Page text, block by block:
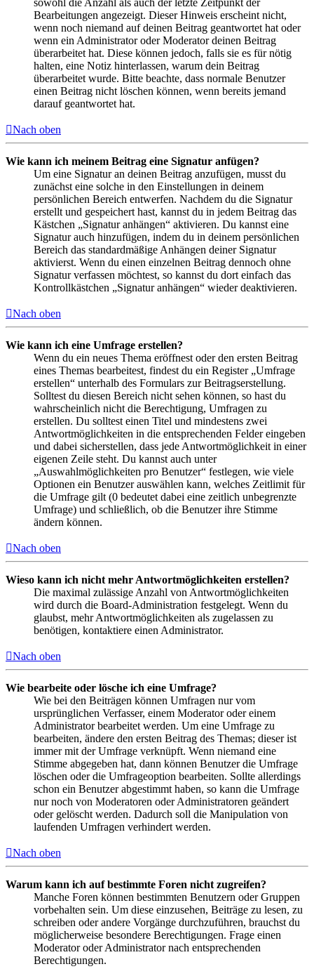
sowohl die Anzahl als auch der letzte Zeitpunkt der
Bearbeitungen angezeigt. Dieser Hinweis erscheint nicht,
wenn noch niemand auf deinen Beitrag geantwortet hat oder
wenn ein Administrator oder Moderator deinen Beitrag
überarbeitet hat. Diese können jedoch, falls sie es für nötig
halten, eine Notiz hinterlassen, warum dein Beitrag
überarbeitet wurde. Bitte beachte, dass normale Benutzer
einen Beitrag nicht löschen können, wenn bereits jemand
darauf geantwortet hat.
Nach oben
Wie kann ich meinem Beitrag eine Signatur anfügen?
Um eine Signatur an deinen Beitrag anzufügen, musst du
zunächst eine solche in den Einstellungen in deinem
persönlichen Bereich entwerfen. Nachdem du die Signatur
erstellt und gespeichert hast, kannst du in jedem Beitrag das
Kästchen „Signatur anhängen“ aktivieren. Du kannst eine
Signatur auch hinzufügen, indem du in deinem persönlichen
Bereich das standardmäßige Anhängen deiner Signatur
aktivierst. Wenn du einen einzelnen Beitrag dennoch ohne
Signatur verfassen möchtest, so kannst du dort einfach das
Kontrollkästchen „Signatur anhängen“ wieder deaktivieren.
Nach oben
Wie kann ich eine Umfrage erstellen?
Wenn du ein neues Thema eröffnest oder den ersten Beitrag
eines Themas bearbeitest, findest du ein Register „Umfrage
erstellen“ unterhalb des Formulars zur Beitragserstellung.
Solltest du diesen Bereich nicht sehen können, so hast du
wahrscheinlich nicht die Berechtigung, Umfragen zu
erstellen. Du solltest einen Titel und mindestens zwei
Antwortmöglichkeiten in die entsprechenden Felder eingeben
und dabei sicherstellen, dass jede Antwortmöglichkeit in einer
eigenen Zeile steht. Du kannst auch unter
„Auswahlmöglichkeiten pro Benutzer“ festlegen, wie viele
Optionen ein Benutzer auswählen kann, welches Zeitlimit für
die Umfrage gilt (0 bedeutet dabei eine zeitlich unbegrenzte
Umfrage) und schließlich, ob die Benutzer ihre Stimme
ändern können.
Nach oben
Wieso kann ich nicht mehr Antwortmöglichkeiten erstellen?
Die maximal zulässige Anzahl von Antwortmöglichkeiten
wird durch die Board-Administration festgelegt. Wenn du
glaubst, mehr Antwortmöglichkeiten als zugelassen zu
benötigen, kontaktiere einen Administrator.
Nach oben
Wie bearbeite oder lösche ich eine Umfrage?
Wie bei den Beiträgen können Umfragen nur vom
ursprünglichen Verfasser, einem Moderator oder einem
Administrator bearbeitet werden. Um eine Umfrage zu
bearbeiten, ändere den ersten Beitrag des Themas; dieser ist
immer mit der Umfrage verknüpft. Wenn niemand eine
Stimme abgegeben hat, dann können Benutzer die Umfrage
löschen oder die Umfrageoption bearbeiten. Sollte allerdings
schon ein Benutzer abgestimmt haben, so kann die Umfrage
nur noch von Moderatoren oder Administratoren geändert
oder gelöscht werden. Dadurch soll die Manipulation von
laufenden Umfragen verhindert werden.
Nach oben
Warum kann ich auf bestimmte Foren nicht zugreifen?
Manche Foren können bestimmten Benutzern oder Gruppen
vorbehalten sein. Um diese einzusehen, Beiträge zu lesen, zu
schreiben oder andere Vorgänge durchzuführen, brauchst du
möglicherweise besondere Berechtigungen. Frage einen
Moderator oder Administrator nach entsprechenden
Berechtigungen.